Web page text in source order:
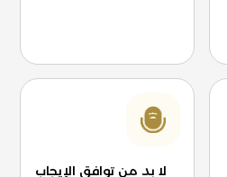
لا بد من توافق الإيجاب